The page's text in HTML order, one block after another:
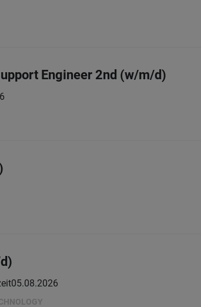
Engineer 2nd (w/m/d)
05.08.2026